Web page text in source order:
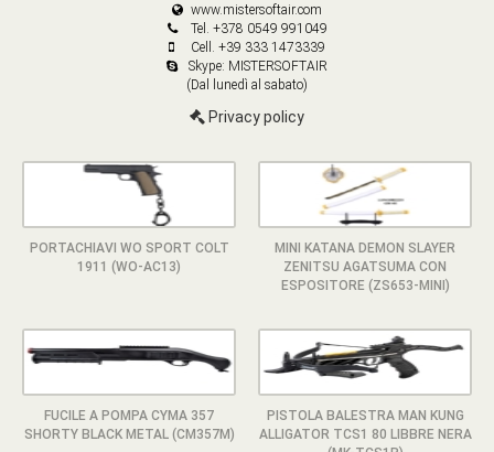
www.mistersoftair.com
Tel. +378 0549 991049
Cell. +39 333 1473339
Skype: MISTERSOFTAIR
(Dal lunedì al sabato)
Privacy policy
PORTACHIAVI WO SPORT COLT
1911 (WO-AC13)
MINI KATANA DEMON SLAYER
ZENITSU AGATSUMA CON
ESPOSITORE (ZS653-MINI)
FUCILE A POMPA CYMA 357
SHORTY BLACK METAL (CM357M)
PISTOLA BALESTRA MAN KUNG
ALLIGATOR TCS1 80 LIBBRE NERA